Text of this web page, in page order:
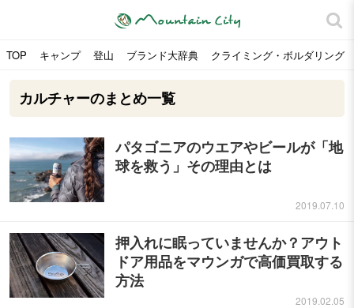
TOP キャンプ 登山 ブランド大辞典 クライミング・ボルダリング
カルチャーのまとめ一覧
パタゴニアのウエアやビールが「地
球を救う」その理由とは
2019.07.10
押入れに眠っていませんか？アウト
ドア用品をマウンガで高価買取する
方法
2019.02.05